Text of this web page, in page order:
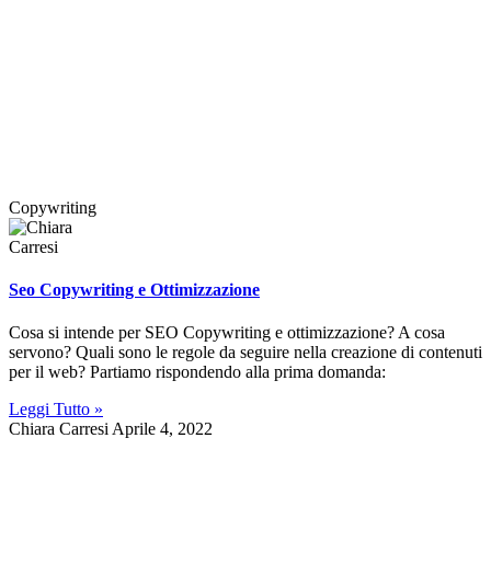
Copywriting
Seo Copywriting e Ottimizzazione
Cosa si intende per SEO Copywriting e ottimizzazione? A cosa
servono? Quali sono le regole da seguire nella creazione di contenuti
per il web? Partiamo rispondendo alla prima domanda:
Leggi Tutto »
Chiara Carresi Aprile 4, 2022